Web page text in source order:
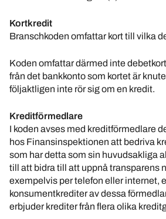
Kortkredit
Branschkoden omfattar kort till vilka
Koden omfattar därmed inte
från det bankkonto som kortet är
följaktligen inte rör sig om en kredit.
Kreditförmedlare
I koden avses med kreditförmedlare
hos Finansinspektionen att bedriva
som har detta som sin huvudsakliga
till att bidra till att uppnå transparens
exempelvis per telefon eller internet,
konsumentkrediter av dessa
erbjuder krediter från flera olika